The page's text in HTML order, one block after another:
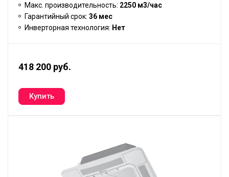
Макс. производительность: 2250 м3/час
Гарантийный срок: 36 мес
Инверторная технология: Нет
418 200 руб.